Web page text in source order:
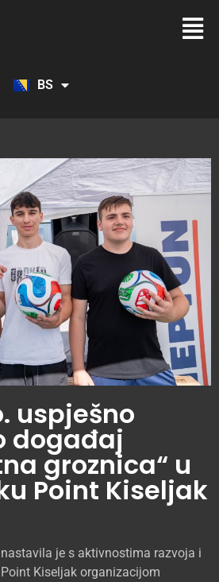
BS
EN
uspješno
događaj
groznica“ u
Point Kiseljak
je s aktivnostima razvoja i
Kiseljak organizacijom